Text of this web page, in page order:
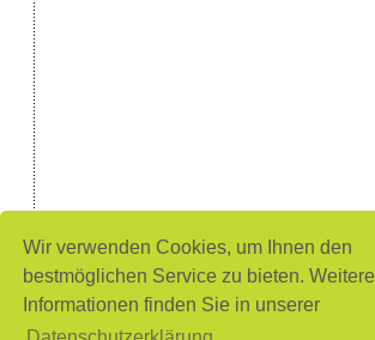
Wir verwenden Cookies, um Ihnen den
bestmöglichen Service zu bieten. Weitere
Informationen finden Sie in unserer